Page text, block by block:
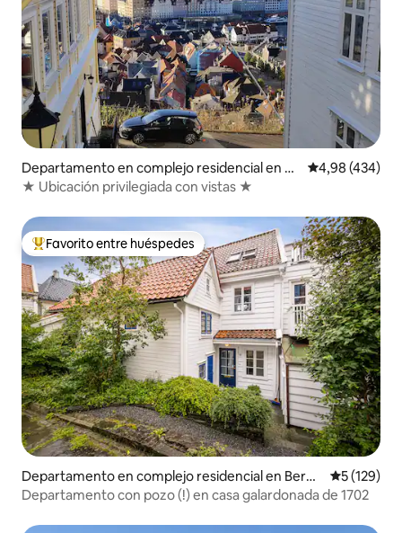
Departamento en complejo residencial en Be
rgenhus
Calificación
4,98 (434)
★ Ubicación privilegiada con vistas ★
Favorito entre los huéspedes más destacados
Favorito entre huéspedes
Departamento en complejo residencial en Berge
nhus
5 (129)
Departamento con pozo (!) en casa galardonada de 1702